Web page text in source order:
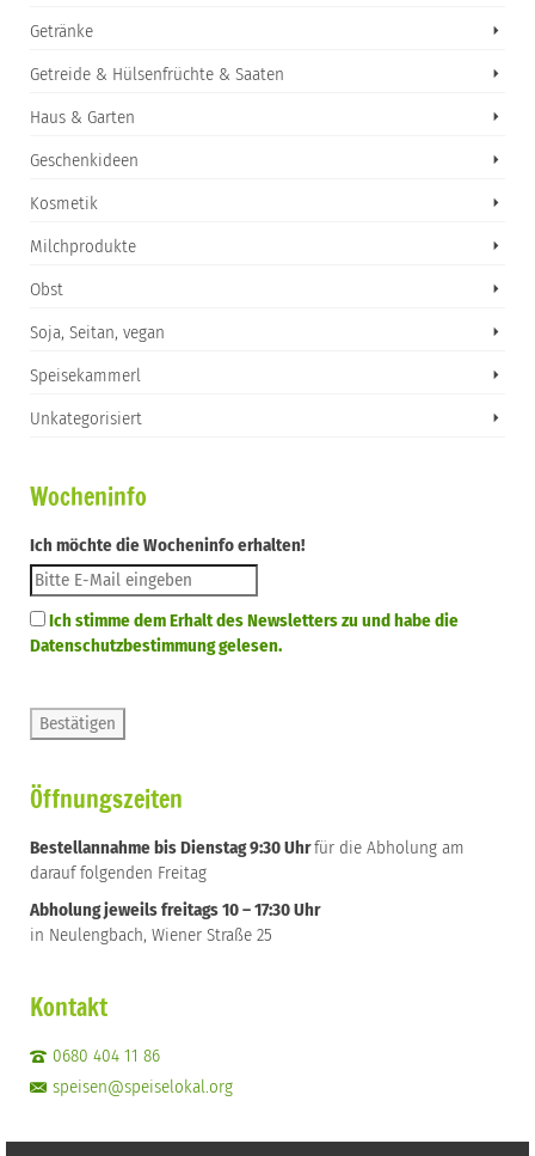
Getränke
Getreide & Hülsenfrüchte & Saaten
Haus & Garten
Geschenkideen
Kosmetik
Milchprodukte
Obst
Soja, Seitan, vegan
Speisekammerl
Unkategorisiert
Wocheninfo
Ich möchte die Wocheninfo erhalten!
Ich stimme dem Erhalt des Newsletters zu und habe die
Datenschutzbestimmung gelesen.
Öffnungszeiten
Bestellannahme bis Dienstag 9:30 Uhrfür die Abholung am
darauf folgenden Freitag
Abholung jeweils freitags 10 – 17:30 Uhr
in Neulengbach, Wiener Straße 25
Kontakt
0680 404 11 86
speisen@speiselokal.org